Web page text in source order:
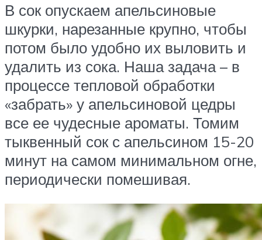
В сок опускаем апельсиновые
шкурки, нарезанные крупно, чтобы
потом было удобно их выловить и
удалить из сока. Наша задача – в
процессе тепловой обработки
«забрать» у апельсиновой цедры
все ее чудесные ароматы. Томим
тыквенный сок с апельсином 15-20
минут на самом минимальном огне,
периодически помешивая.